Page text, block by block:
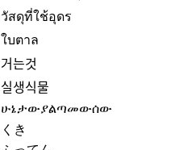
วัสดุที่ใช้อุดร
ใบตาล
거는것
실생식물
ሁኔታውያልጣመውሰው
くき